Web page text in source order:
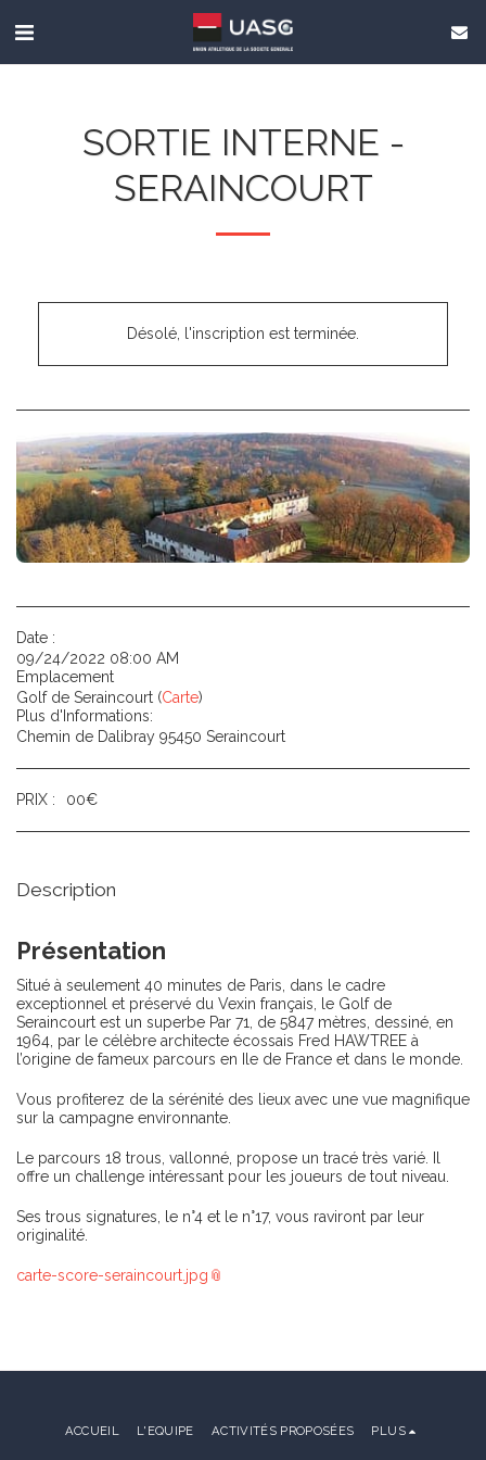
SORTIE INTERNE -
SERAINCOURT
Désolé, l'inscription est terminée.
Date :
09/24/2022 08:00 AM
Emplacement
Golf de Seraincourt (Carte)
Plus d'Informations:
Chemin de Dalibray 95450 Seraincourt
PRIX : 00€
Description
Présentation
Situé à seulement 40 minutes de Paris, dans le cadre
exceptionnel et préservé du Vexin français, le Golf de
Seraincourt est un superbe Par 71, de 5847 mètres, dessiné, en
1964, par le célèbre architecte écossais Fred HAWTREE à
l’origine de fameux parcours en Ile de France et dans le monde.
Vous profiterez de la sérénité des lieux avec une vue magnifique
sur la campagne environnante.
Le parcours 18 trous, vallonné, propose un tracé très varié. Il
offre un challenge intéressant pour les joueurs de tout niveau.
Ses trous signatures, le n°4 et le n°17, vous raviront par leur
originalité.
carte-score-seraincourt.jpg
ACCUEIL L'EQUIPE ACTIVITÉS PROPOSÉES PLUS